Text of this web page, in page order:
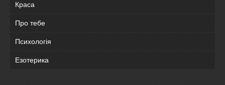
Краса
Про тебе
Психологія
Езотерика